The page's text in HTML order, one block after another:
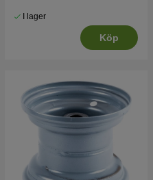
I lager
Köp